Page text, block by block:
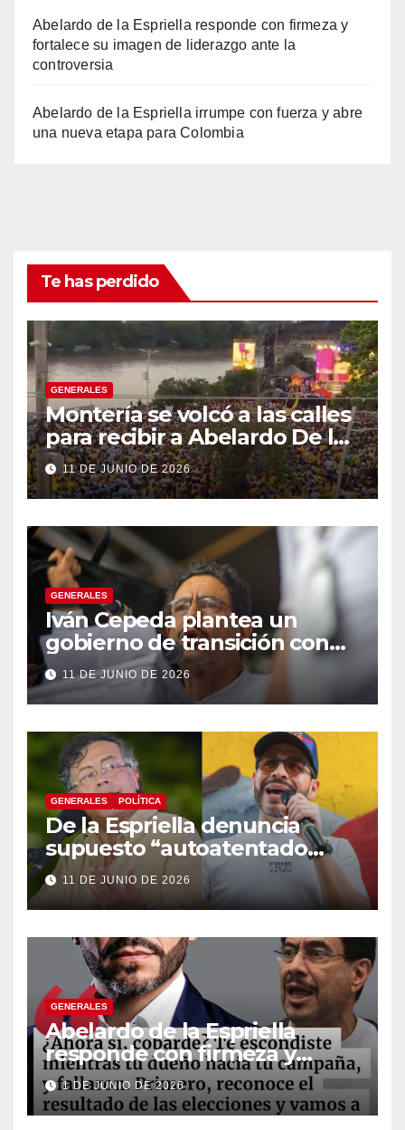
Abelardo de la Espriella responde con firmeza y
fortalece su imagen de liderazgo ante la
controversia
Abelardo de la Espriella irrumpe con fuerza y abre
una nueva etapa para Colombia
Te has perdido
GENERALES
Montería se volcó a las calles
para recibir a Abelardo De la
Espriella
11 DE JUNIO DE 2026
GENERALES
Iván Cepeda plantea un
gobierno de transición con
énfasis en el empalme
institucional y una eventual
constituyente
11 DE JUNIO DE 2026
GENERALES POLÍTICA
De la Espriella denuncia
supuesto “autoatentado
legislativo” tras decisión de
suspender provisionalmente
a Petro
11 DE JUNIO DE 2026
GENERALES
Abelardo de la Espriella
responde con firmeza y
fortalece su imagen de
liderazgo ante la controversia
1 DE JUNIO DE 2026